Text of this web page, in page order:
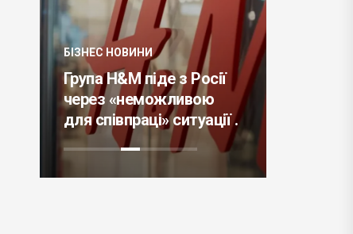
БІЗНЕС НОВИНИ
Група H&M піде з Росії
через «неможливою
для співпраці» ситуації .